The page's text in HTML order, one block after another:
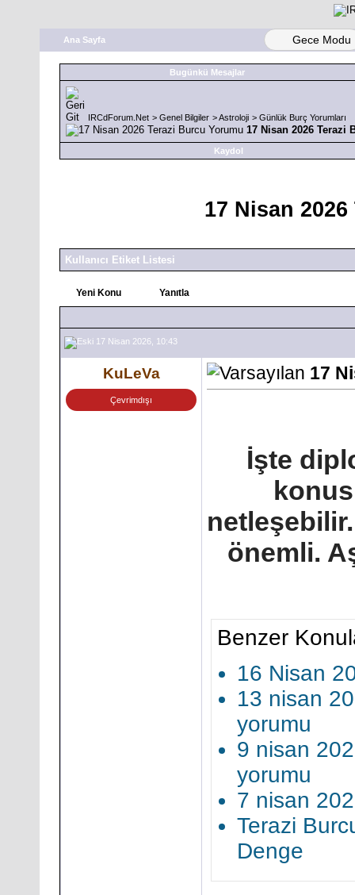
Ana Sayfa Gece Modu
Bugünkü Mesajlar
IRCdForum.Net > Genel Bilgiler >Astroloji > Günlük Burç Yorumları
17 Nisan 2026 Terazi
Kaydol
17 Nisan
Kullanıcı Etiket Listesi
Yeni Konu Yanıtla
17 Nisan 2026, 10:43
KuLeVa
Çevrimdışı
17
İşte
önemli.
Benzer
16 Nisan
13 nisan
yorumu
9 nisan
yorumu
7 nisan
Terazi
Denge